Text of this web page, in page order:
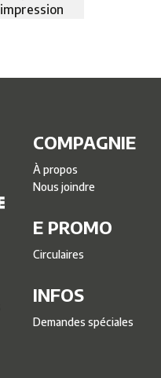
impression
COMPAGNIE
À propos
Nous joindre
E PROMO
Circulaires
INFOS
Demandes spéciales